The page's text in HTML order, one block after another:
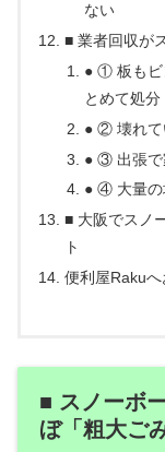
ない
■ 業者回収が
● ① 板もビ
とめて処分
● ② 壊れて
● ③ 出張で
● ④ 大量の
■ 大阪でスノ
ト
便利屋Raku
■ スノーボ
ぼ「粗大ごみ